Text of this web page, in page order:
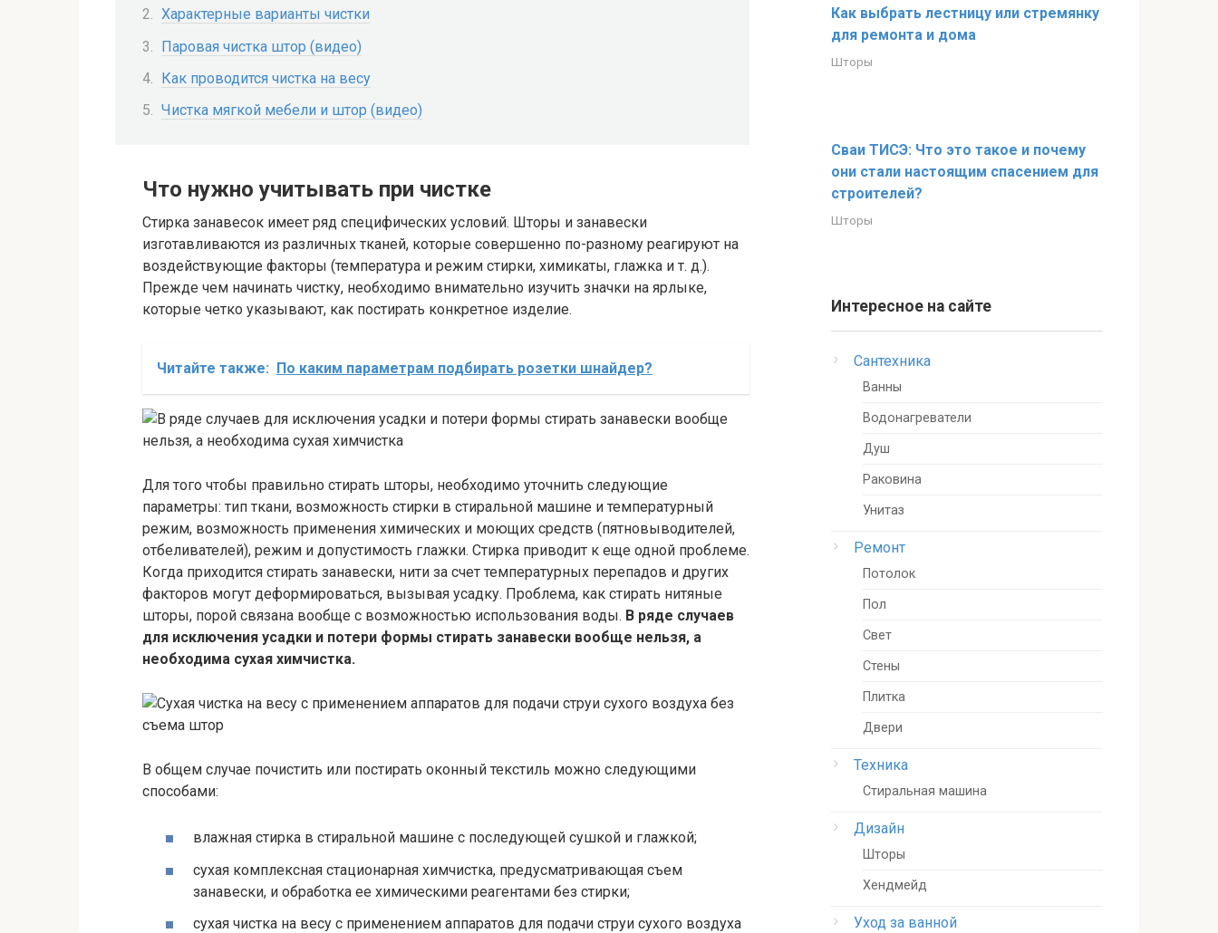
Характерные варианты чистки
Паровая чистка штор (видео)
Как проводится чистка на весу
Чистка мягкой мебели и штор (видео)
Что нужно учитывать при чистке
Стирка занавесок имеет ряд специфических условий. Шторы и занавески
изготавливаются из различных тканей, которые совершенно по-разному реагируют на
воздействующие факторы (температура и режим стирки, химикаты, глажка и т. д.).
Прежде чем начинать чистку, необходимо внимательно изучить значки на ярлыке,
которые четко указывают, как постирать конкретное изделие.
Читайте также: По каким параметрам подбирать розетки шнайдер?
Для того чтобы правильно стирать шторы, необходимо уточнить следующие
параметры: тип ткани, возможность стирки в стиральной машине и температурный
режим, возможность применения химических и моющих средств (пятновыводителей,
отбеливателей), режим и допустимость глажки. Стирка приводит к еще одной проблеме.
Когда приходится стирать занавески, нити за счет температурных перепадов и других
факторов могут деформироваться, вызывая усадку. Проблема, как стирать нитяные
шторы, порой связана вообще с возможностью использования воды. В ряде случаев
для исключения усадки и потери формы стирать занавески вообще нельзя, а
необходима сухая химчистка.
В общем случае почистить или постирать оконный текстиль можно следующими
способами:
влажная стирка в стиральной машине с последующей сушкой и глажкой;
сухая комплексная стационарная химчистка, предусматривающая съем
занавески, и обработка ее химическими реагентами без стирки;
сухая чистка на весу с применением аппаратов для подачи струи сухого воздуха
Как выбрать лестницу или стремянку
для ремонта и дома
Шторы
Сваи ТИСЭ: Что это такое и почему
они стали настоящим спасением для
строителей?
Шторы
Интересное на сайте
Сантехника
Ванны
Водонагреватели
Душ
Раковина
Унитаз
Ремонт
Потолок
Пол
Свет
Стены
Плитка
Двери
Техника
Стиральная машина
Дизайн
Шторы
Хендмейд
Уход за ванной